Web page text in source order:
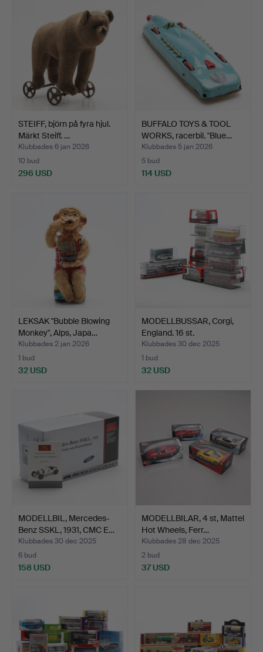
STEIFF, björn på fyra hjul.
Märkt Steiff. …
Klubbades 6 jan 2026
10 bud
296 USD
BUFFALO TOYS & TOOL
WORKS, racerbil. "Blue…
Klubbades 5 jan 2026
5 bud
114 USD
LEKSAK "Bubble Blowing
Monkey", Alps, Japa…
Klubbades 2 jan 2026
1 bud
32 USD
MODELLBUSSAR, Corgi,
England. 16 st.
Klubbades 30 dec 2025
1 bud
32 USD
MODELLBIL, Mercedes-
Benz SSKL, 1931, CMC E…
Klubbades 30 dec 2025
6 bud
158 USD
MODELLBILAR, 4 st, Mattel
Hot Wheels, Ferr…
Klubbades 28 dec 2025
2 bud
37 USD